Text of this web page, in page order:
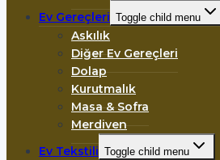
Ev Gereçleri Toggle child menu
Askılık
Diğer Ev Gereçleri
Dolap
Kurutmalık
Masa & Sofra
Merdiven
Ev Tekstili Toggle child menu